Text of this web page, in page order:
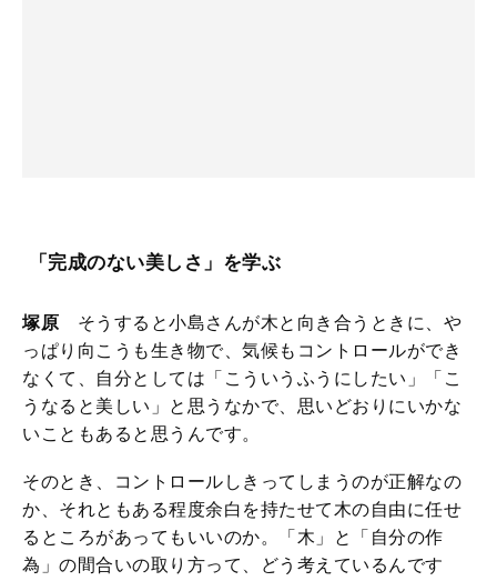
「完成のない美しさ」を学ぶ
塚原 そうすると小島さんが木と向き合うときに、や
っぱり向こうも生き物で、気候もコントロールができ
なくて、自分としては「こういうふうにしたい」「こ
うなると美しい」と思うなかで、思いどおりにいかな
いこともあると思うんです。
そのとき、コントロールしきってしまうのが正解なの
か、それともある程度余白を持たせて木の自由に任せ
るところがあってもいいのか。「木」と「自分の作
為」の間合いの取り方って、どう考えているんです